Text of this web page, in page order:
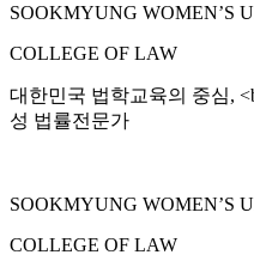
SOOKMYUNG WOMEN’S
COLLEGE OF LAW
대한민국 법학교육의 중심,
성 법률전문가
SOOKMYUNG WOMEN’S
COLLEGE OF LAW